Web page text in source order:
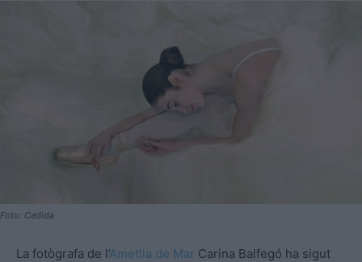
Foto: Cedida
La fotògrafa de l’Ametlla de Mar Carina Balfegó ha sigut